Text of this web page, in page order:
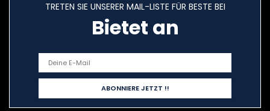
TRETEN SIE UNSERER MAIL-LISTE FÜR BESTE BEI
Bietet an